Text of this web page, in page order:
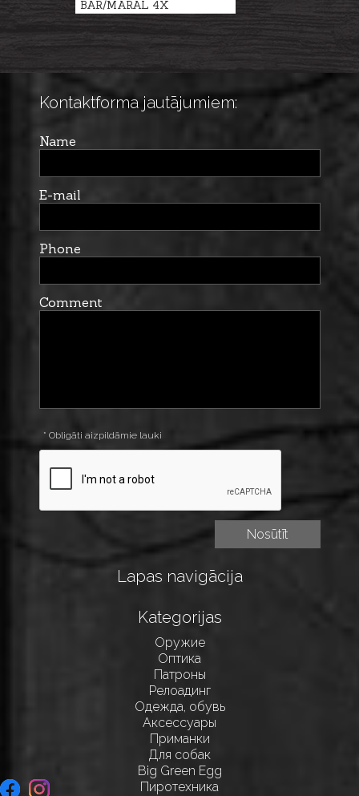
BAR/MARAL 4X
Kontaktforma jautājumiem:
Name
E-mail
Phone
Comment
* Obligāti aizpildāmie lauki
Lapas navigācija
Kategorijas
Оружие
Оптика
Патроны
Релоадинг
Одежда, обувь
Аксессуары
Приманки
Для собак
Big Green Egg
Пиротехника